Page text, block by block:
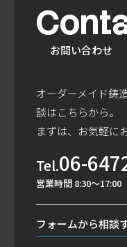
お問い合わせ
オーダーメイド鋳
談はこちらから。
まずは、お気軽に
Tel.06-
営業時間 8:30～17:00
フォームから相談